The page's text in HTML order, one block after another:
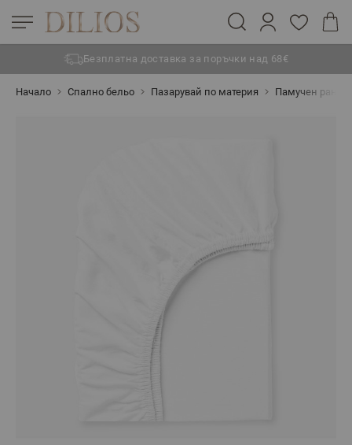
Безплатна доставка за поръчки над 68€
Начало Спално бельо Пазарувай по материя Памучен